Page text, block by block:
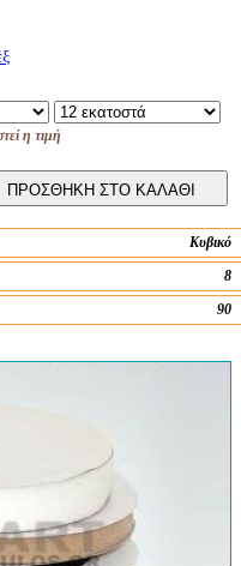
η τιμή
ΠΡΟΣΘΗΚΗ ΣΤΟ ΚΑΛΑΘΙ
Κυβικό
8
90